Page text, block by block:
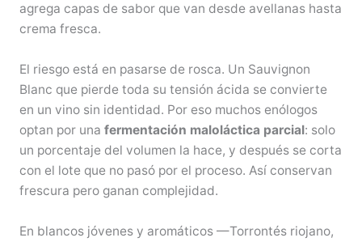
agrega capas de sabor que van desde avellanas hasta
crema fresca.
El riesgo está en pasarse de rosca. Un Sauvignon
Blanc que pierde toda su tensión ácida se convierte
en un vino sin identidad. Por eso muchos enólogos
optan por una fermentación maloláctica parcial: solo
un porcentaje del volumen la hace, y después se corta
con el lote que no pasó por el proceso. Así conservan
frescura pero ganan complejidad.
En blancos jóvenes y aromáticos —Torrontés riojano,